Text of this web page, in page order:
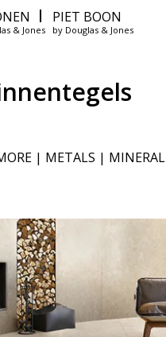
& Jones
PIET BOON
by Douglas & Jones
| METALS | MINERAL